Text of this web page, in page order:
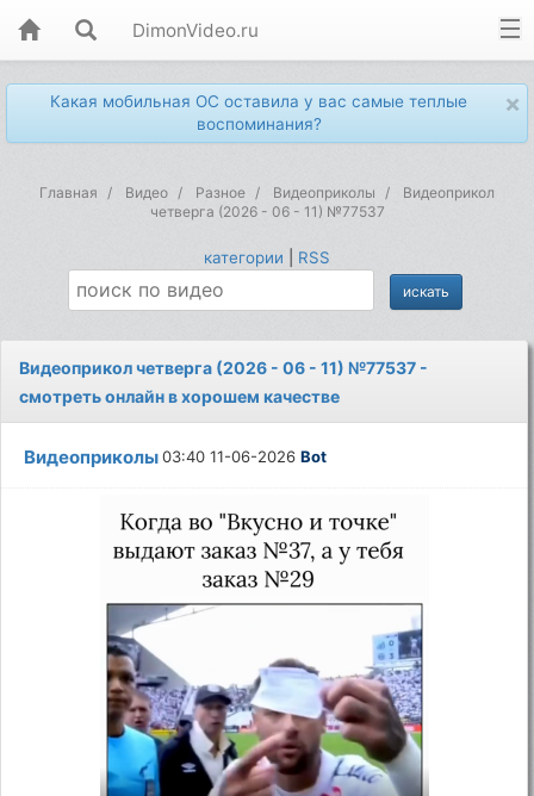
DimonVideo.ru
×
Какая мобильная ОС оставила у вас самые теплые
воспоминания?
Главная Видео Разное Видеоприколы
Видеоприкол
четверга (2026 - 06 - 11) №77537
категории RSS
Видеоприкол четверга (2026 - 06 - 11) №77537 -
смотреть онлайн в хорошем качестве
Видеоприколы03:40 11-06-2026Bot